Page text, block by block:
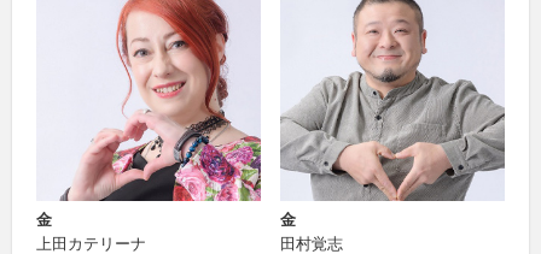
金
上田カテリーナ
金
田村覚志